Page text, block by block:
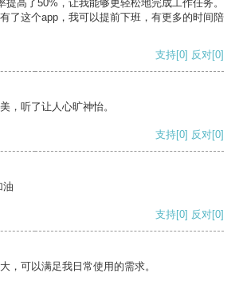
提高了50%，让我能够更轻松地完成工作任务。
了这个app，我可以提前下班，有更多的时间陪
支持[0] 反对[0]
，听了让人心旷神怡。
支持[0] 反对[0]
油
支持[0] 反对[0]
，可以满足我日常使用的需求。